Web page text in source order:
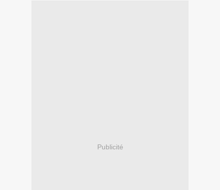
Publicité